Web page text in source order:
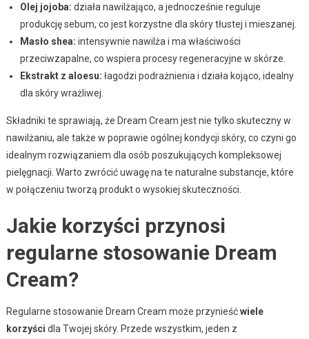
Olej jojoba: działa nawilżająco, a jednocześnie reguluje
produkcję sebum, co jest korzystne dla skóry tłustej i mieszanej.
Masło shea: intensywnie nawilża i ma właściwości
przeciwzapalne, co wspiera procesy regeneracyjne w skórze.
Ekstrakt z aloesu: łagodzi podrażnienia i działa kojąco, idealny
dla skóry wrażliwej.
Składniki te sprawiają, że Dream Cream jest nie tylko skuteczny w
nawilżaniu, ale także w poprawie ogólnej kondycji skóry, co czyni go
idealnym rozwiązaniem dla osób poszukujących kompleksowej
pielęgnacji. Warto zwrócić uwagę na te naturalne substancje, które
w połączeniu tworzą produkt o wysokiej skuteczności.
Jakie korzyści przynosi
regularne stosowanie Dream
Cream?
Regularne stosowanie Dream Cream może przynieśćwiele
korzyści dla Twojej skóry. Przede wszystkim, jeden z